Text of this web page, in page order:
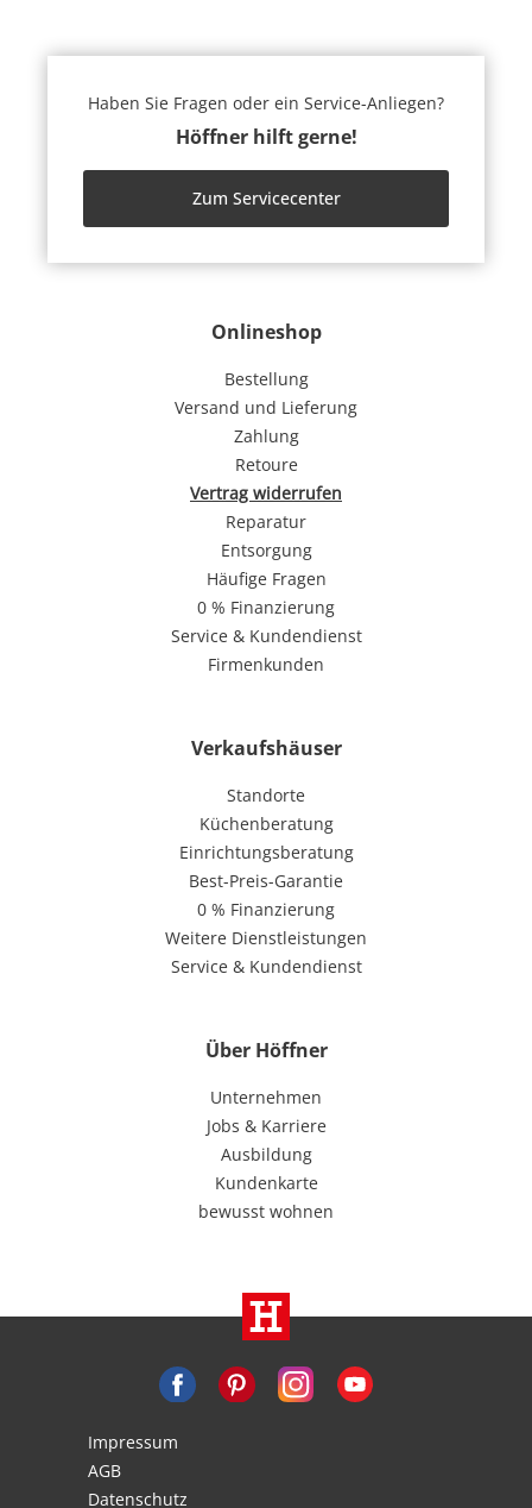
Onlineshop
Bestellung
Versand und Lieferung
Zahlung
Retoure
Vertrag widerrufen
Reparatur
Entsorgung
Häufige Fragen
0 % Finanzierung
Service & Kundendienst
Firmenkunden
Verkaufshäuser
Standorte
Küchenberatung
Einrichtungsberatung
Best-Preis-Garantie
0 % Finanzierung
Weitere Dienstleistungen
Service & Kundendienst
Über Höffner
Unternehmen
Jobs & Karriere
Ausbildung
Kundenkarte
bewusst wohnen
Haben Sie Fragen oder ein Service-Anliegen?
Höffner hilft gerne!
Zum Servicecenter
Impressum
AGB
Datenschutz